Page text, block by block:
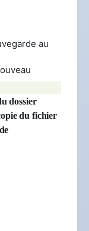
au
dossier
du fichier